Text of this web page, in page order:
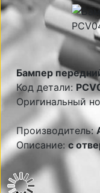
Бампер
Код детали:
Оригинальный
Производитель:
Описание: с